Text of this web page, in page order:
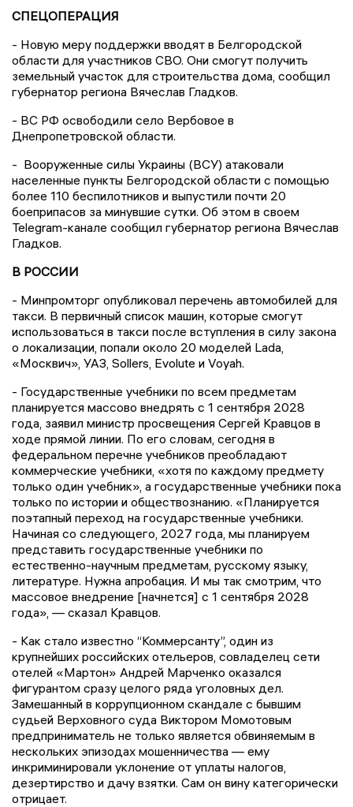
СПЕЦОПЕРАЦИЯ
- Новую меру поддержки вводят в Белгородской
области для участников СВО. Они смогут получить
земельный участок для строительства дома, сообщил
губернатор региона Вячеслав Гладков.
- ВС РФ освободили село Вербовое в
Днепропетровской области.
- Вооруженные силы Украины (ВСУ) атаковали
населенные пункты Белгородской области с помощью
более 110 беспилотников и выпустили почти 20
боеприпасов за минувшие сутки. Об этом в своем
Telegram-канале сообщил губернатор региона Вячеслав
Гладков.
В РОССИИ
- Минпромторг опубликовал перечень автомобилей для
такси. В первичный список машин, которые смогут
использоваться в такси после вступления в силу закона
о локализации, попали около 20 моделей Lada,
«Москвич», УАЗ, Sollers, Evolute и Voyah.
- Государственные учебники по всем предметам
планируется массово внедрять с 1 сентября 2028
года, заявил министр просвещения Сергей Кравцов в
ходе прямой линии. По его словам, сегодня в
федеральном перечне учебников преобладают
коммерческие учебники, «хотя по каждому предмету
только один учебник», а государственные учебники пока
только по истории и обществознанию. «Планируется
поэтапный переход на государственные учебники.
Начиная со следующего, 2027 года, мы планируем
представить государственные учебники по
естественно-научным предметам, русскому языку,
литературе. Нужна апробация. И мы так смотрим, что
массовое внедрение [начнется] с 1 сентября 2028
года», — сказал Кравцов.
- Как стало известно “Коммерсанту”, один из
крупнейших российских отельеров, совладелец сети
отелей «Мартон» Андрей Марченко оказался
фигурантом сразу целого ряда уголовных дел.
Замешанный в коррупционном скандале с бывшим
судьей Верховного суда Виктором Момотовым
предприниматель не только является обвиняемым в
нескольких эпизодах мошенничества — ему
инкриминировали уклонение от уплаты налогов,
дезертирство и дачу взятки. Сам он вину категорически
отрицает.